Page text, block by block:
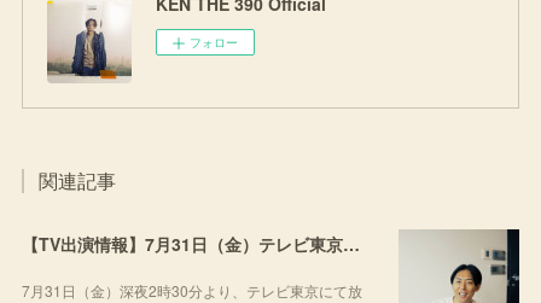
フォロー
関連記事
【TV出演情報】7月31日（金）テレビ東京「流派-R since2001」
7月31日（金）深夜2時30分より、テレビ東京にて放